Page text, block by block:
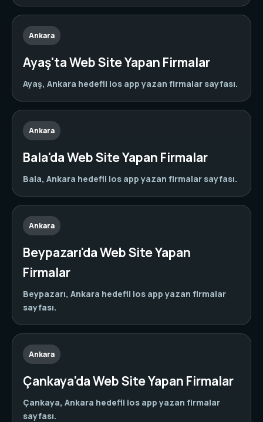
Ankara
Ayaş'ta Web Site Yapan Firmalar
Ayaş, Ankara hedefli ios app yazan firmalar sayfası.
Ankara
Bala'da Web Site Yapan Firmalar
Bala, Ankara hedefli ios app yazan firmalar sayfası.
Ankara
Beypazarı'da Web Site Yapan
Firmalar
Beypazarı, Ankara hedefli ios app yazan firmalar
sayfası.
Ankara
Çankaya'da Web Site Yapan Firmalar
Çankaya, Ankara hedefli ios app yazan firmalar
sayfası.